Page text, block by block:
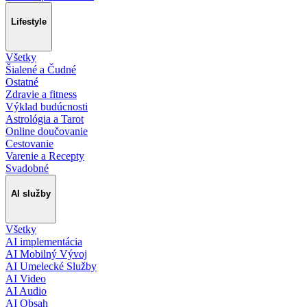
Lifestyle
Všetky
Šialené a Čudné
Ostatné
Zdravie a fitness
Výklad budúcnosti
Astrológia a Tarot
Online doučovanie
Cestovanie
Varenie a Recepty
Svadobné
AI služby
Všetky
AI implementácia
AI Mobilný Vývoj
AI Umelecké Služby
AI Video
AI Audio
AI Obsah